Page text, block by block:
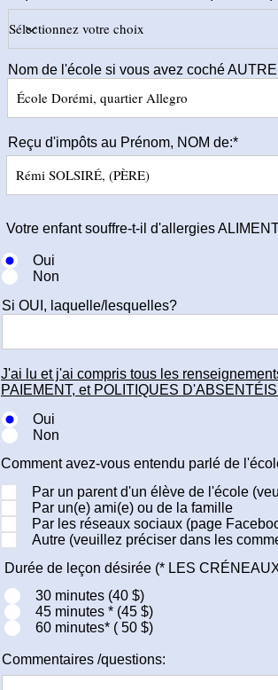
Nom de l'école si vous avez coché
Reçu d'impôts au Prénom, NOM de:*
Votre enfant souffre-t-il d'allergies
Oui
Non
Si OUI, laquelle/lesquelles?
J'ai lu et j'ai compris tous les
PAIEMENT, et POLITIQUES
Oui
Non
Comment avez-vous entendu parlé de
Par un parent d'un élève de l'école
Par un(e) ami(e) ou de la famille
Par les réseaux sociaux (page
Autre (veuillez préciser dans les
Durée de leçon désirée (* LES
30 minutes (40 $)
45 minutes * (45 $)
60 minutes* ( 50 $)
Commentaires /questions: